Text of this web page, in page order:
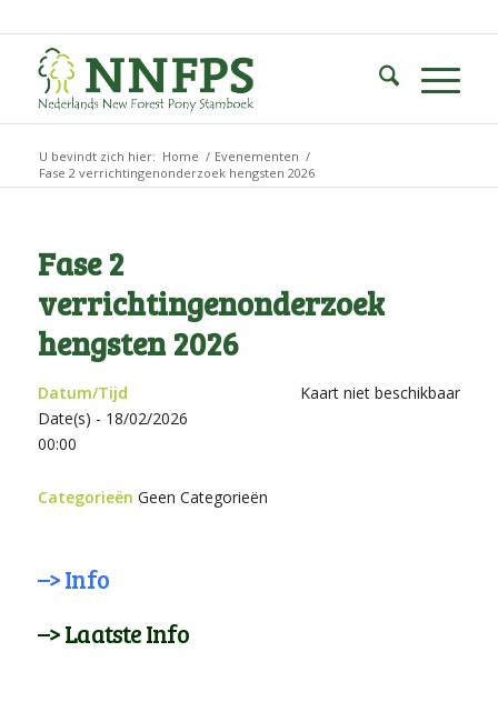
U bevindt zich hier: Home / Evenementen /
Fase 2 verrichtingenonderzoek hengsten 2026
Fase 2
verrichtingenonderzoek
hengsten 2026
Kaart niet beschikbaar
Datum/Tijd
Date(s) - 18/02/2026
00:00
Categorieën Geen Categorieën
–> Info
–> Laatste Info